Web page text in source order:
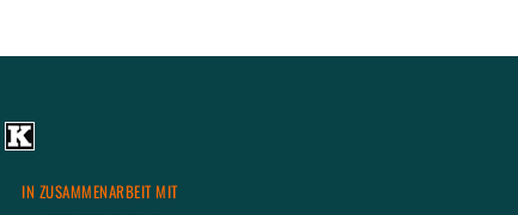
IN ZU­SAM­MEN­AR­BEIT MIT